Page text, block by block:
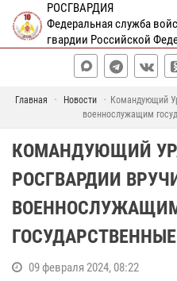
РОСГВАРДИЯ
Федеральная служба
гвардии Российской
Главная Новости
Командующий
военнослужащим
КОМАНДУЮЩИЙ
РОСГВАРДИИ
09 февраля 2024, 08:22